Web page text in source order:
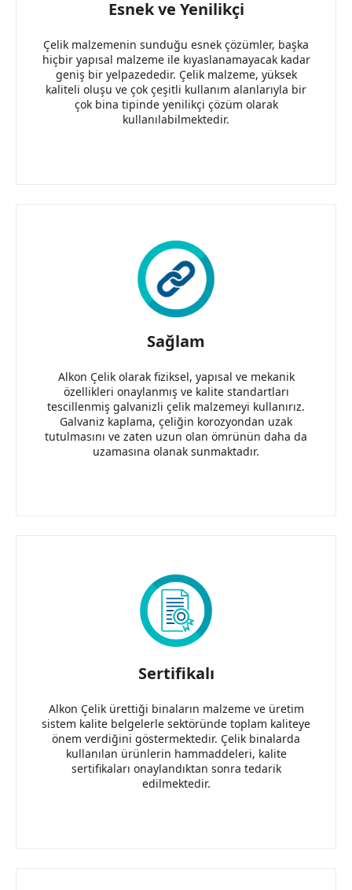
Esnek ve Yenilikçi
Çelik malzemenin sunduğu esnek çözümler, başka
hiçbir yapısal malzeme ile kıyaslanamayacak kadar
geniş bir yelpazededir. Çelik malzeme, yüksek
kaliteli oluşu ve çok çeşitli kullanım alanlarıyla bir
çok bina tipinde yenilikçi çözüm olarak
kullanılabilmektedir.
Sağlam
Alkon Çelik olarak fiziksel, yapısal ve mekanik
özellikleri onaylanmış ve kalite standartları
tescillenmiş galvanizli çelik malzemeyi kullanırız.
Galvaniz kaplama, çeliğin korozyondan uzak
tutulmasını ve zaten uzun olan ömrünün daha da
uzamasına olanak sunmaktadır.
Sertifikalı
Alkon Çelik ürettiği binaların malzeme ve üretim
sistem kalite belgelerle sektöründe toplam kaliteye
önem verdiğini göstermektedir. Çelik binalarda
kullanılan ürünlerin hammaddeleri, kalite
sertifikaları onaylandıktan sonra tedarik
edilmektedir.